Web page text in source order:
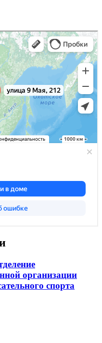
организации
спорта